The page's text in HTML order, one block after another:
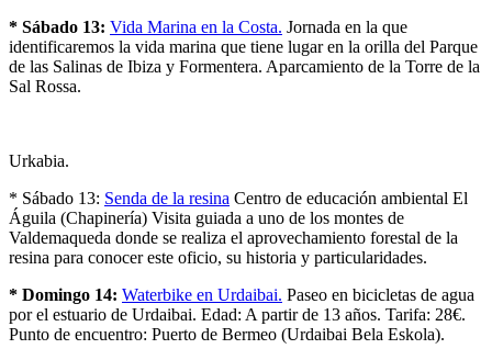
* Sábado 13: Vida Marina en la Costa. Jornada en la que
identificaremos la vida marina que tiene lugar en la orilla del Parque
de las Salinas de Ibiza y Formentera. Aparcamiento de la Torre de la
Sal Rossa.
Urkabia.
* Sábado 13: Senda de la resina Centro de educación ambiental El
Águila (Chapinería) Visita guiada a uno de los montes de
Valdemaqueda donde se realiza el aprovechamiento forestal de la
resina para conocer este oficio, su historia y particularidades.
* Domingo 14: Waterbike en Urdaibai. Paseo en bicicletas de agua
por el estuario de Urdaibai. Edad: A partir de 13 años. Tarifa: 28€.
Punto de encuentro: Puerto de Bermeo (Urdaibai Bela Eskola).